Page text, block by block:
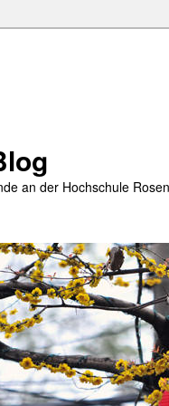
an der Hochschule